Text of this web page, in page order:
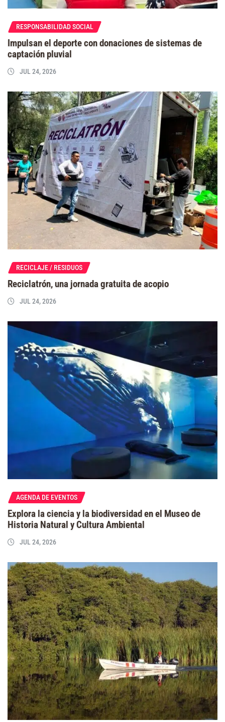
RESPONSABILIDAD SOCIAL
Impulsan el deporte con donaciones de sistemas de
captación pluvial
JUL 24, 2026
RECICLAJE / RESIDUOS
Reciclatrón, una jornada gratuita de acopio
JUL 24, 2026
AGENDA DE EVENTOS
Explora la ciencia y la biodiversidad en el Museo de
Historia Natural y Cultura Ambiental
JUL 24, 2026